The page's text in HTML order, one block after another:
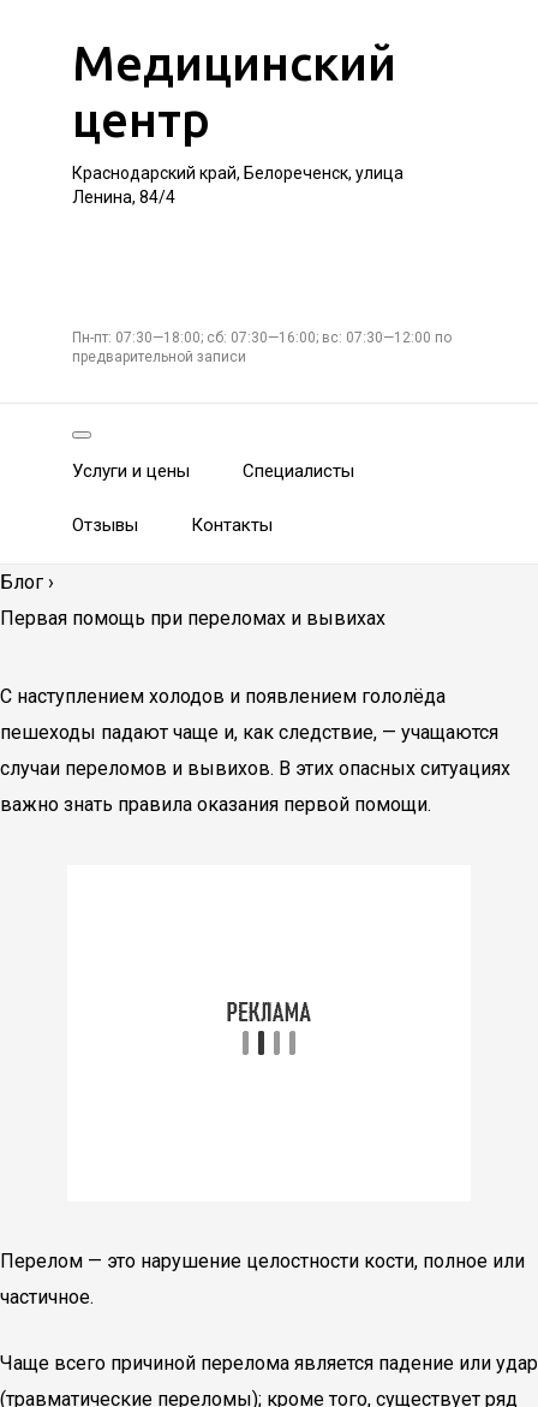
Медицинский
центр
Краснодарский край, Белореченск, улица
Ленина, 84/4
Пн-пт: 07:30—18:00; сб: 07:30—16:00; вс: 07:30—12:00 по
предварительной записи
Услуги и цены Специалисты
Отзывы Контакты
Блог ›
Первая помощь при переломах и вывихах
С наступлением холодов и появлением гололёда
пешеходы падают чаще и, как следствие, — учащаются
случаи переломов и вывихов. В этих опасных ситуациях
важно знать правила оказания первой помощи.
Перелом — это нарушение целостности кости, полное или
частичное.
Чаще всего причиной перелома является падение или удар
(травматические переломы); кроме того, существует ряд